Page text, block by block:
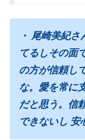
・ 尾崎美紀
てるしその面
の方が信頼し
な。愛を常に
だと思う。信
できないし 安